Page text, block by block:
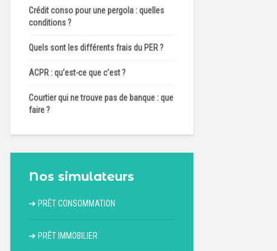
Crédit conso pour une pergola : quelles
conditions ?
Quels sont les différents frais du PER ?
ACPR : qu’est-ce que c’est ?
Courtier qui ne trouve pas de banque : que
faire ?
Nos simulateurs
➔ PRÊT CONSOMMATION
➔ PRÊT IMMOBILIER